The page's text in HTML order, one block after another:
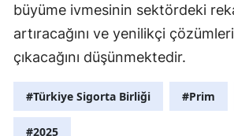
büyüme ivmesinin sektördeki
artıracağını ve yenilikçi
çıkacağını düşünmektedir.
#Türkiye Sigorta Birliği #Prim
#2025